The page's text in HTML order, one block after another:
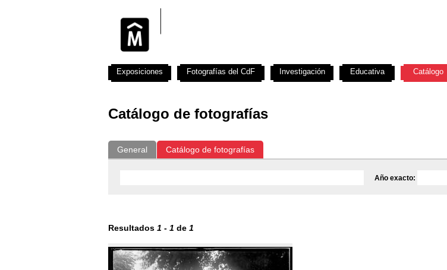
Catálogo de fotografías
General Catálogo de fotografías
Año exacto:
Resultados 1 - 1 de 1
Exposiciones Fotografías del CdF Investigación Educativa Catálogo